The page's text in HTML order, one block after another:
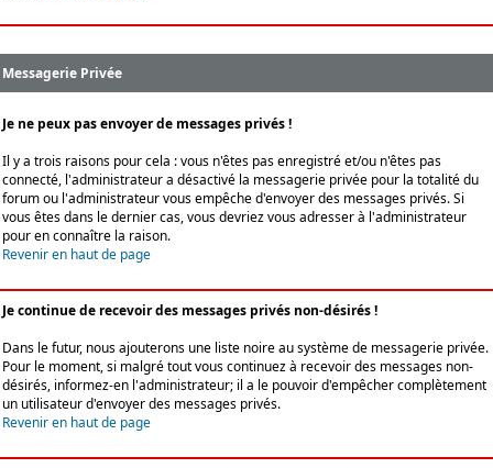
Messagerie Privée
Je ne peux pas envoyer de messages privés !
Il y a trois raisons pour cela : vous n'êtes pas enregistré et/ou n'êtes pas
connecté, l'administrateur a désactivé la messagerie privée pour la totalité du
forum ou l'administrateur vous empêche d'envoyer des messages privés. Si
vous êtes dans le dernier cas, vous devriez vous adresser à l'administrateur
pour en connaître la raison.
Revenir en haut de page
Je continue de recevoir des messages privés non-désirés !
Dans le futur, nous ajouterons une liste noire au système de messagerie privée.
Pour le moment, si malgré tout vous continuez à recevoir des messages non-
désirés, informez-en l'administrateur; il a le pouvoir d'empêcher complètement
un utilisateur d'envoyer des messages privés.
Revenir en haut de page